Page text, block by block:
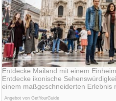
Entdecke Mailand mit einem
Entdecke ikonische
einem maßgeschneiderten Erlebnis
Angebot von GetYourGuide